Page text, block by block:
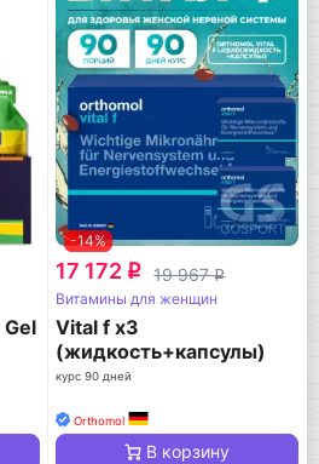
Gel
-14%
17 172 q 19 967q
Витамины для женщин
Vital f x3
(жидкость+капсулы)
курс 90 дней
Orthomol
В корзину